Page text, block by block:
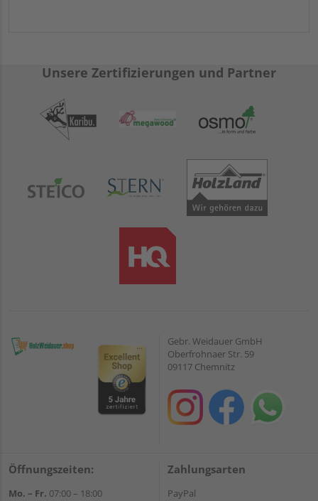
Unsere Zertifizierungen und Partner
Gebr. Weidauer GmbH
Oberfrohnaer Str. 59
09117 Chemnitz
Öffnungszeiten:
Mo. – Fr. 07:00 – 18:00
Zahlungsarten
PayPal